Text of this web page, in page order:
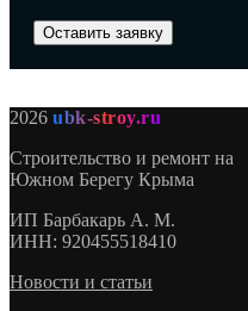
2026 ubk-stroy.ru
Строительство и ремонт на
Южном Берегу Крыма
ИП Барбакарь А. М.
ИНН: 920455518410
Новости и статьи